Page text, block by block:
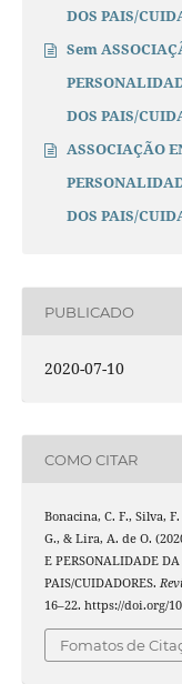
DOS PAIS/
Sem
DOS PAIS/
ASSOCIAÇÃO
DOS PAIS/
PUBLICADO
2020-07-10
COMO CITAR
Bonacina, C. F., Silva,
G., & Lira, A. de O.
E PERSONALIDADE DA
PAIS/CUIDADORES.
16–22. https://doi.org/
Fomatos de